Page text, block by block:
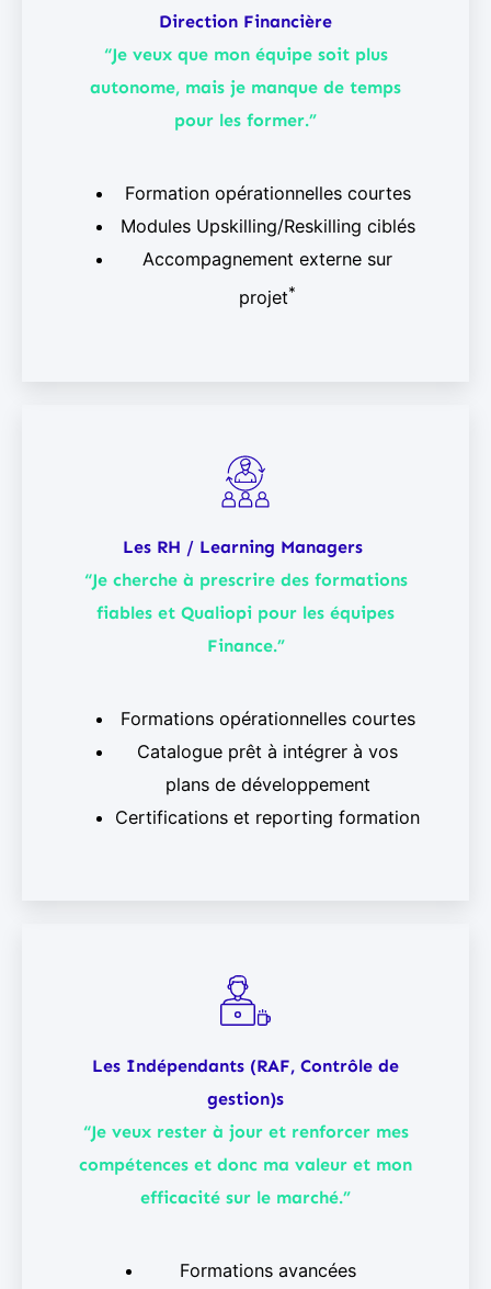
Direction Financière
“Je veux que mon équipe soit plus
autonome, mais je manque de temps
pour les former.”
Formation opérationnelles courtes
Modules Upskilling/Reskilling ciblés
Accompagnement externe sur
projet*
Les RH / Learning Managers
“Je cherche à prescrire des formations
fiables et Qualiopi pour les équipes
Finance.”
Formations opérationnelles courtes
Catalogue prêt à intégrer à vos
plans de développement
Certifications et reporting formation
Les Indépendants (RAF, Contrôle de
gestion)s
“Je veux rester à jour et renforcer mes
compétences et donc ma valeur et mon
efficacité sur le marché.”
Formations avancées